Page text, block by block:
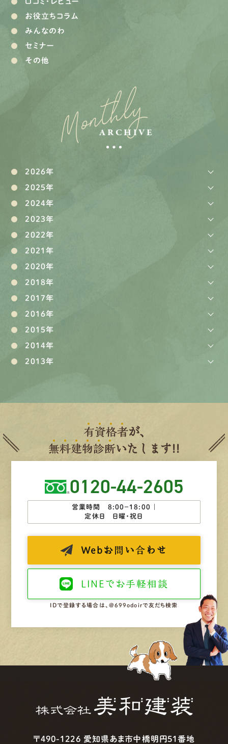
お役立ちコラム
みんなのわ
セミナー
その他
Monthly
ARCHIVE
2026年
2025年
2024年
2023年
2022年
2021年
2020年
2018年
2017年
2016年
2015年
2014年
2013年
有資格者が、
無料建物診断いたします!!
0120-44-2605
営業時間 8:00−18:00 ｜
定休日 日曜・祝日
Web お問い合わせ
LINEで お手軽相談
IDで登録する場合は、@699odoirで友だち検索
〒490-1226 愛知県あま市中橋明円51番地